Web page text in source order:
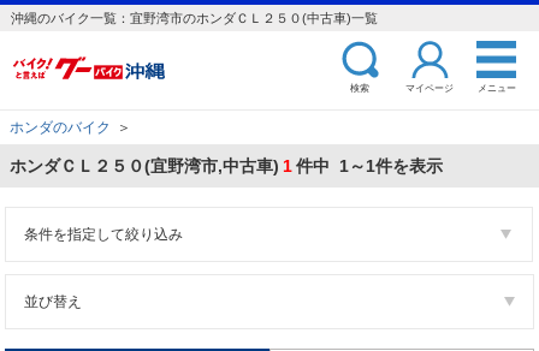
沖縄のバイク一覧：宜野湾市のホンダＣＬ２５０(中古車)一覧
検索 マイページ メニュー
ホンダのバイク ＞
ホンダＣＬ２５０(宜野湾市,中古車) 1件中 1～1件を表示
条件を指定して絞り込み
並び替え